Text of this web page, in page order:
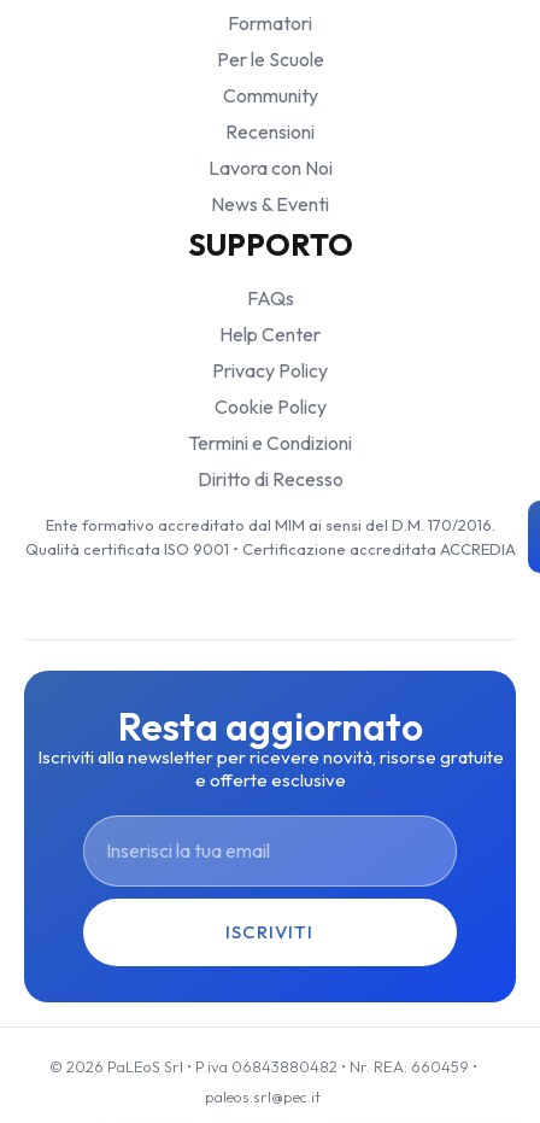
Formatori
Per le Scuole
Community
Recensioni
Lavora con Noi
News & Eventi
SUPPORTO
FAQs
Help Center
Privacy Policy
Cookie Policy
Termini e Condizioni
Diritto di Recesso
Ente formativo accreditato dal MIM ai sensi del D.M. 170/2016.
Qualità certificata ISO 9001 • Certificazione accreditata ACCREDIA
Resta aggiornato
Iscriviti alla newsletter per ricevere novità, risorse gratuite
e offerte esclusive
ISCRIVITI
© 2026 PaLEoS Srl • P.iva 06843880482 • Nr. REA: 660459 •
paleos.srl@pec.it